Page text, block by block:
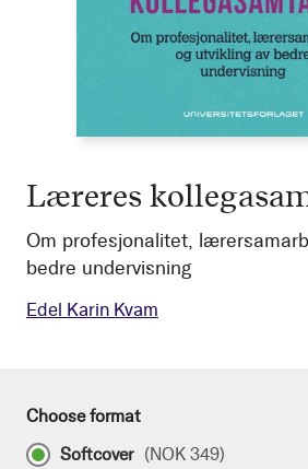
Læreres
Om profesjonalitet,
bedre undervisning
Edel Karin Kvam
Choose format
Softcover (NOK 349)